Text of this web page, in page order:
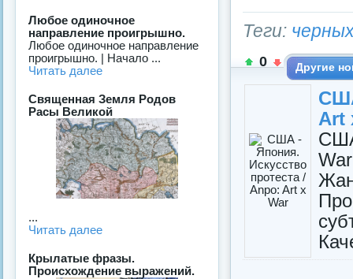
Теги:
0 Другие
Art
Любое одиночное
направление проигрышно.
Любое одиночное направление
проигрышно. | Начало ...
Читать далее
Священная Земля Родов
Расы Великой
...
Читать далее
Крылатые фразы.
Происхождение выражений.